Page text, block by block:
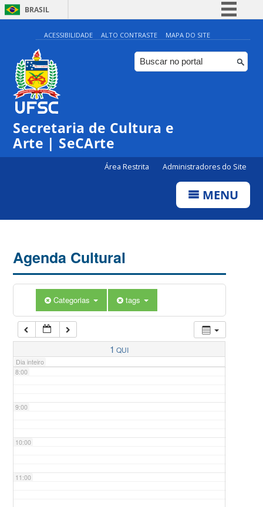
BRASIL
Simplifique!
Comunica BR
Participe
ACESSIBILIDADE ALTO CONTRASTE MAPA DO SITE
Secretaria de Cultura e
Arte | SeCArte
Área Restrita Administradores do Site
MENU
Agenda Cultural
Categorias tags
1 QUI
Dia inteiro
0:00
1:00
5:00
7:00
8:00
9:00
10:00
11:00